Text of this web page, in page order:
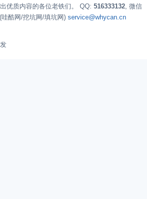
优质内容的各位老铁们。 QQ: 516333132, 微信
(哇酷网/挖坑网/填坑网) service@whycan.cn